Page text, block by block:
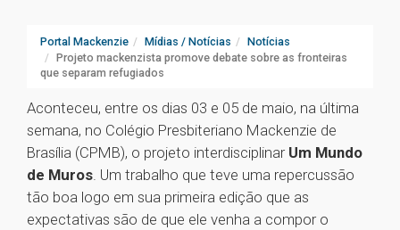
Portal Mackenzie Mídias / Notícias
Notícias
Projeto mackenzista promove debate sobre as fronteiras
que separam refugiados
Aconteceu, entre os dias 03 e 05 de maio, na última
semana, no Colégio Presbiteriano Mackenzie de
Brasília (CPMB), o projeto interdisciplinar Um Mundo
de Muros. Um trabalho que teve uma repercussão
tão boa logo em sua primeira edição que as
expectativas são de que ele venha a compor o